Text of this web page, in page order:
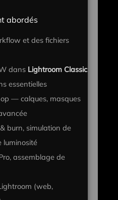
abordés
et des fichiers
dans Lightroom Classic
essentielles
— calques, masques
burn, simulation de
luminosité
assemblage de
(web,